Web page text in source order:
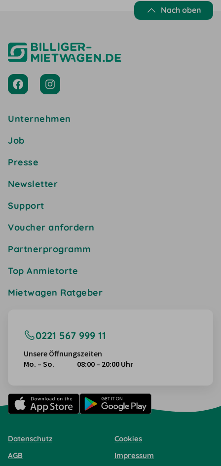
Nach oben
Unternehmen
Job
Presse
Newsletter
Support
Voucher anfordern
Partnerprogramm
Top Anmietorte
Mietwagen Ratgeber
0221 567 999 11
Unsere Öffnungszeiten
Mo. – So.
08:00 – 20:00 Uhr
Datenschutz
Cookies
AGB
Impressum